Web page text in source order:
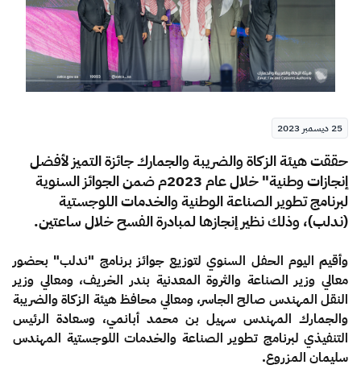
25 ديسمبر 2023
​​​​​حققت هيئة الزكاة والضريبة والجمارك جائزة التميز لأفضل
إنجازات وطنية" خلال عام 2023م ضمن الجوائز السنوية
لبرنامج تطوير الصناعة الوطنية والخدمات اللوجستية
(ندلب)، وذلك نظير إنجازها لمبادرة الفسح خلال ساعتين.
وأقيم اليوم الحفل السنوي لتوزيع جوائز برنامج "ندلب" بحضور
معالي وزير الصناعة والثروة المعدنية بندر الخريف، ومعالي وزير
النقل المهندس صالح الجاسر، ومعالي محافظ هيئة الزكاة والضريبة
والجمارك المهندس سهيل بن محمد أبانمي، وسعادة الرئيس
التنفيذي لبرنامج تطوير الصناعة والخدمات اللوجستية المهندس
سليمان المزروع.